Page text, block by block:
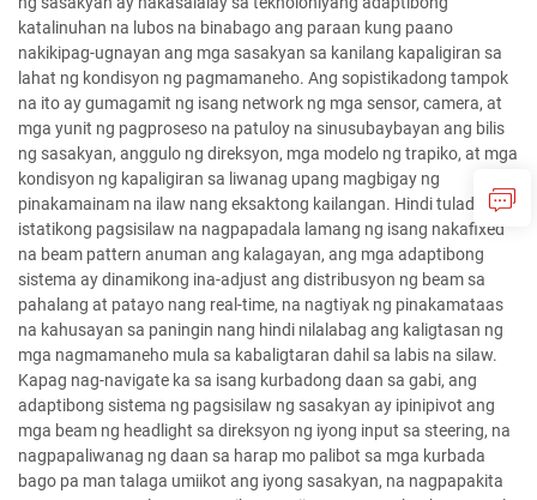
katalinuhan na lubos na binabago ang paraan kung paano
nakikipag-ugnayan ang mga sasakyan sa kanilang kapaligiran sa
lahat ng kondisyon ng pagmamaneho. Ang sopistikadong tampok
na ito ay gumagamit ng isang network ng mga sensor, camera, at
mga yunit ng pagproseso na patuloy na sinusubaybayan ang bilis
ng sasakyan, anggulo ng direksyon, mga modelo ng trapiko, at mga
kondisyon ng kapaligiran sa liwanag upang magbigay ng
pinakamainam na ilaw nang eksaktong kailangan. Hindi tulad ng
istatikong pagsisilaw na nagpapadala lamang ng isang nakafixed
na beam pattern anuman ang kalagayan, ang mga adaptibong
sistema ay dinamikong ina-adjust ang distribusyon ng beam sa
pahalang at patayo nang real-time, na nagtiyak ng pinakamataas
na kahusayan sa paningin nang hindi nilalabag ang kaligtasan ng
mga nagmamaneho mula sa kabaligtaran dahil sa labis na silaw.
Kapag nag-navigate ka sa isang kurbadong daan sa gabi, ang
adaptibong sistema ng pagsisilaw ng sasakyan ay ipinipivot ang
mga beam ng headlight sa direksyon ng iyong input sa steering, na
nagpapaliwanag ng daan sa harap mo palibot sa mga kurbada
bago pa man talaga umiikot ang iyong sasakyan, na nagpapakita